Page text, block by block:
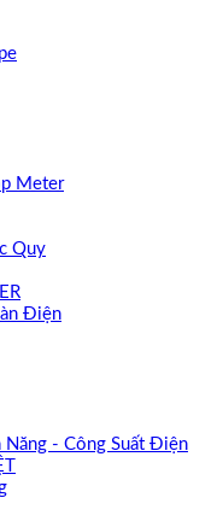
Meter
Quy
Điện
Năng - Công Suất Điện